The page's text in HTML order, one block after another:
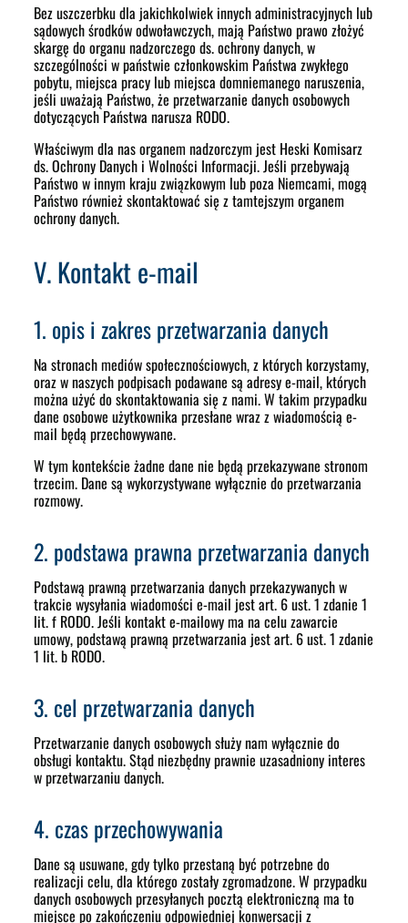
Bez uszczerbku dla jakichkolwiek innych administracyjnych lub
sądowych środków odwoławczych, mają Państwo prawo złożyć
skargę do organu nadzorczego ds. ochrony danych, w
szczególności w państwie członkowskim Państwa zwykłego
pobytu, miejsca pracy lub miejsca domniemanego naruszenia,
jeśli uważają Państwo, że przetwarzanie danych osobowych
dotyczących Państwa narusza RODO.
Właściwym dla nas organem nadzorczym jest Heski Komisarz
ds. Ochrony Danych i Wolności Informacji. Jeśli przebywają
Państwo w innym kraju związkowym lub poza Niemcami, mogą
Państwo również skontaktować się z tamtejszym organem
ochrony danych.
V. Kontakt e-mail
1. opis i zakres przetwarzania danych
Na stronach mediów społecznościowych, z których korzystamy,
oraz w naszych podpisach podawane są adresy e-mail, których
można użyć do skontaktowania się z nami. W takim przypadku
dane osobowe użytkownika przesłane wraz z wiadomością e-
mail będą przechowywane.
W tym kontekście żadne dane nie będą przekazywane stronom
trzecim. Dane są wykorzystywane wyłącznie do przetwarzania
rozmowy.
2. podstawa prawna przetwarzania danych
Podstawą prawną przetwarzania danych przekazywanych w
trakcie wysyłania wiadomości e-mail jest art. 6 ust. 1 zdanie 1
lit. f RODO. Jeśli kontakt e-mailowy ma na celu zawarcie
umowy, podstawą prawną przetwarzania jest art. 6 ust. 1 zdanie
1 lit. b RODO.
3. cel przetwarzania danych
Przetwarzanie danych osobowych służy nam wyłącznie do
obsługi kontaktu. Stąd niezbędny prawnie uzasadniony interes
w przetwarzaniu danych.
4. czas przechowywania
Dane są usuwane, gdy tylko przestaną być potrzebne do
realizacji celu, dla którego zostały zgromadzone. W przypadku
danych osobowych przesyłanych pocztą elektroniczną ma to
miejsce po zakończeniu odpowiedniej konwersacji z